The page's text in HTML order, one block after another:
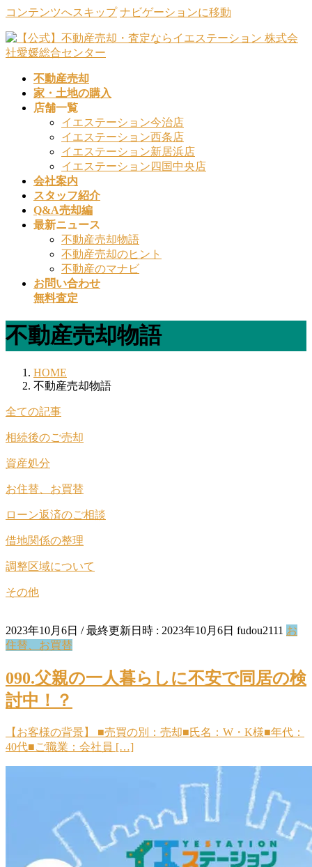
コンテンツへスキップ ナビゲーションに移動
不動産売却
家・土地の購入
店舗一覧
イエステーション今治店
イエステーション西条店
イエステーション新居浜店
イエステーション四国中央店
会社案内
スタッフ紹介
Q&A売却編
最新ニュース
不動産売却物語
不動産売却のヒント
不動産のマナビ
お問い合わせ
無料査定
不動産売却物語
HOME
不動産売却物語
全ての記事
相続後のご売却
資産処分
お住替、お買替
ローン返済のご相談
借地関係の整理
調整区域について
その他
2023年10月6日 / 最終更新日時 : 2023年10月6日 fudou2111 お
住替、お買替
090.父親の一人暮らしに不安で同居の検
討中！？
【お客様の背景】 ■売買の別：売却■氏名：W・K様■年代：
40代■ご職業：会社員 […]